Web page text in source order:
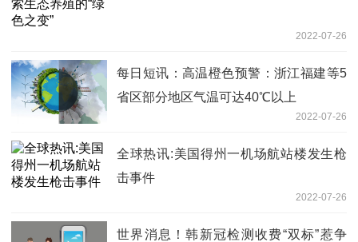
2022-07-26
每日短讯：高温橙色预警：浙江福建等5
省区部分地区气温可达40℃以上
2022-07-26
全球热讯:美国得州一机场航站楼发生枪
击事件
2022-07-26
世界消息！韩新冠检测收费“双标”惹争